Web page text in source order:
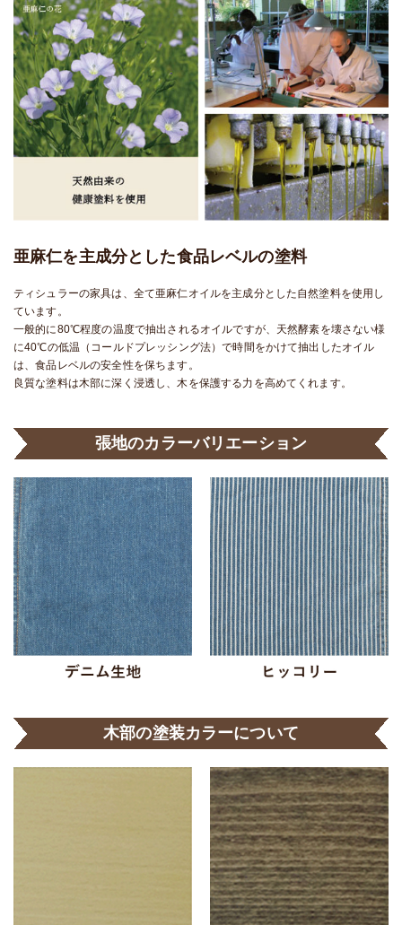
亜麻仁を主成分とした食品レベルの塗料
ティシュラーの家具は、全て亜麻仁オイルを主成分とした自然塗料を使用し
ています。
一般的に80℃程度の温度で抽出されるオイルですが、天然酵素を壊さない様
に40℃の低温（コールドプレッシング法）で時間をかけて抽出したオイル
は、食品レベルの安全性を保ちます。
良質な塗料は木部に深く浸透し、木を保護する力を高めてくれます。
張地のカラーバリエーション
木部の塗装カラーについて